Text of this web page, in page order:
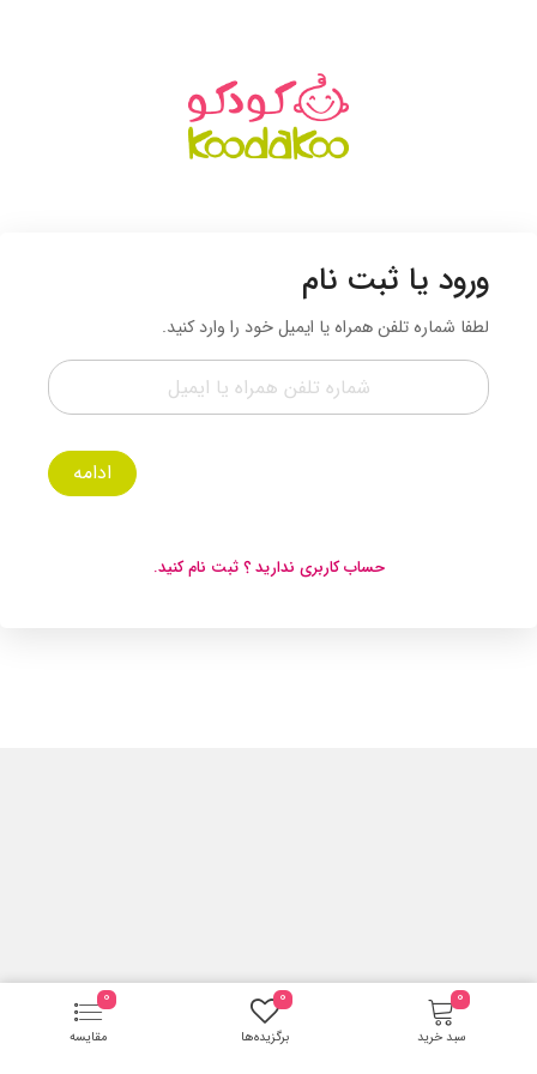
ورود یا ثبت نام
لطفا شماره تلفن همراه یا ایمیل خود را وارد کنید.
ادامه
حساب کاربری ندارید ؟ ثبت نام کنید.
سبد خرید
0
برگزیده‌ها
0
مقایسه
0